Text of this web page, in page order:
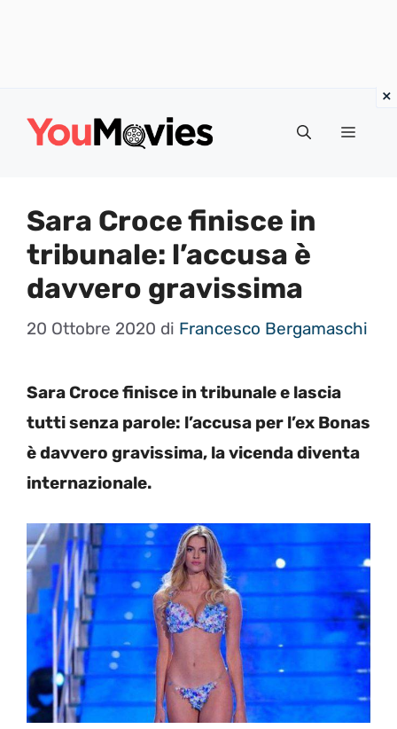
Menu
Sara Croce finisce in
tribunale: l’accusa è
davvero gravissima
20 Ottobre 2020 di Francesco Bergamaschi
Sara Croce finisce in tribunale e lascia
tutti senza parole: l’accusa per l’ex Bonas
è davvero gravissima, la vicenda diventa
internazionale.